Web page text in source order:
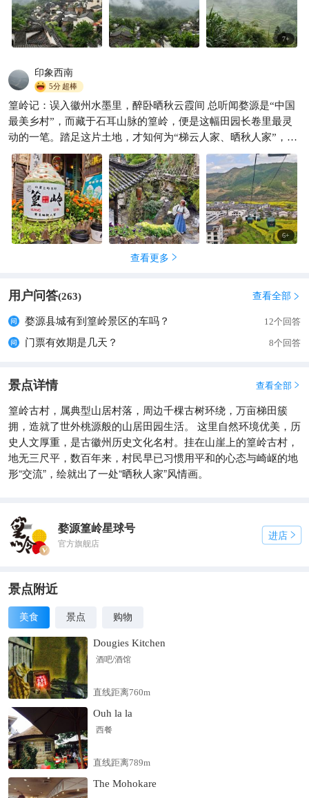
7+
印象西南
5分超棒
篁岭记：误入徽州水墨里，醉卧晒秋云霞间 总听闻婺源是“中国
最美乡村”，而藏于石耳山脉的篁岭，便是这幅田园长卷里最灵
动的一笔。踏足这片土地，才知何为“梯云人家、晒秋人家”，白
墙黛瓦依山而筑，万亩梯田铺陈而下，四季风物皆成诗，一步一
景皆入画。 篁岭的美，美在错落有致的徽派古村。建村近六百
年，两百余栋民居沿山坡扇形排布，没有平直的街道，只有蜿蜒
起伏的青石板路，串联起一座座马头墙翘角的老屋 。粉墙黛瓦在
青山掩映下，像极了水墨丹青晕染开的画卷，斑驳的墙面刻着岁
月痕迹，雕花的窗棂藏着徽州旧事。漫步天街古巷，抬头是层层
见百年前的市井喧嚣，时光在这里都变得缓慢而温柔。 而篁岭最
民们在屋顶搭起晒架，用竹匾晾晒五谷杂粮、瓜果鲜蔬。春日晒
黄的玉米、橙红的柿子、淡雅的皇菊，五彩斑斓的晒匾铺满层层
屋顶，与白墙黛瓦、青山蓝天交织，像大自然打翻的调色盘。站
子里的生活美学。 春日的篁岭，更是万亩梯田的金色海洋 。三
月春风拂过，梯田里的油菜花次第盛开，从山脚蔓延至山顶，如
金色的丝带层层缠绕，似流动的海浪起伏翻涌。走在垒心桥上，
一侧是悬空的玻璃栈道，脚下是漫山金黄的花海；一侧是云雾缭
绕的青山，远处是隐现的古村屋檐 。风过处，花香弥漫，蜂蝶翩
跹，仿佛闯入了童话世界。漫步梯田步道，置身花海之中，看阳
动人。花溪水街蜿蜒穿村，流水潺潺，绿植掩映，石板路临水而
建，偶有小桥横跨，江南水乡的柔情与山居村落的古朴在此交融
。五桂堂的雕花窗棂、怪屋的趣味奇幻、晒工坊的民俗韵味，每
豆腐，品一块鲜香的粉蒸肉，或是喝一杯清香的婺源茗茶，徽州
的烟火滋味，尽在唇齿之间 。待到黄昏，夕阳染红天际，古村被
暮色笼罩，灯光次第亮起，晒秋的色彩愈发温柔，整个篁岭静谧
而祥和，宛如世外桃源 。 有人说，篁岭是“挂在山坡上的梦
境”。这里没有城市的喧嚣，只有山水的清幽、古村的静
6+
查看更多 
用户问答(263) 查看全部 
婺源县城有到篁岭景区的车吗？ 12个回答
门票有效期是几天？ 8个回答
景点详情 查看全部 
篁岭古村，属典型山居村落，周边千棵古树环绕，万亩梯田簇
拥，造就了世外桃源般的山居田园生活。 这里自然环境优美，历
史人文厚重，是古徽州历史文化名村。挂在山崖上的篁岭古村，
地无三尺平，数百年来，村民早已习惯用平和的心态与崎岖的地
形“交流”，绘就出了一处“晒秋人家”风情画。
婺源篁岭星球号
官方旗舰店
进店 
景点附近
美食 景点 购物
Dougies Kitchen
酒吧/酒馆
直线距离760m
Ouh la la
西餐
直线距离789m
The Mohokare